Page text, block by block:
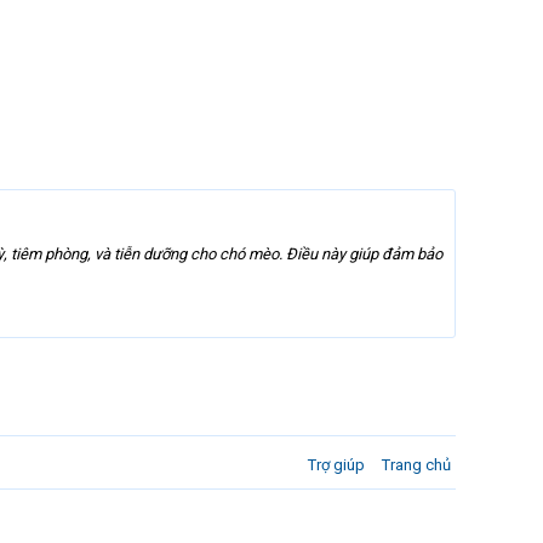
phòng, và tiễn dưỡng cho chó mèo. Điều này giúp đảm bảo
Trợ giúp Trang chủ